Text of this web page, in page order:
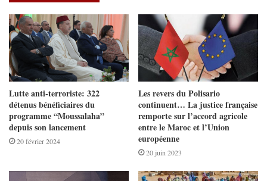
Lutte anti-terroriste: 322
détenus bénéficiaires du
programme “Moussalaha”
depuis son lancement
20 février 2024
Les revers du Polisario
continuent… La justice française
remporte sur l’accord agricole
entre le Maroc et l’Union
européenne
20 juin 2023